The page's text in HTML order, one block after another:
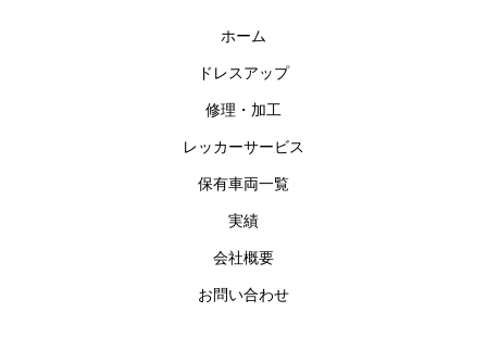
ホーム
ドレスアップ
修理・加工
レッカーサービス
保有車両一覧
実績
会社概要
お問い合わせ